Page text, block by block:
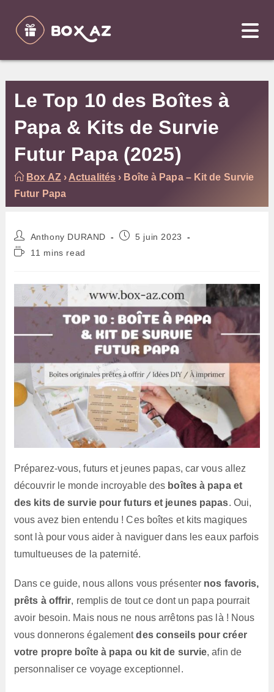
content
Le Top 10 des Boîtes à
Papa & Kits de Survie
Futur Papa (2025)
Box AZ› Actualités › Boîte à Papa – Kit de Survie
Futur Papa
Auteur/autrice
de
la
Anthony DURAND
Publication
5 juin 2023
Temps11 mins read
Préparez-vous, futurs et jeunes papas, car vous allez
découvrir le monde incroyable des boîtes à papa et
des kits de survie pour futurs et jeunes papas. Oui,
vous avez bien entendu ! Ces boîtes et kits magiques
sont là pour vous aider à naviguer dans les eaux parfois
tumultueuses de la paternité.
Dans ce guide, nous allons vous présenter nos favoris,
prêts à offrir, remplis de tout ce dont un papa pourrait
avoir besoin. Mais nous ne nous arrêtons pas là ! Nous
vous donnerons égalementdes conseils pour créer
votre propre boîte à papa ou kit de survie, afin de
personnaliser ce voyage exceptionnel.